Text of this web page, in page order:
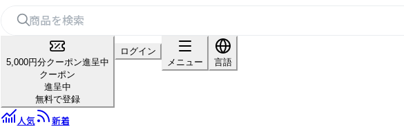
5,000円分クーポン進呈中
クーポン
進呈中
無料で登録
ログイン
メニュー
言語
人気
新着